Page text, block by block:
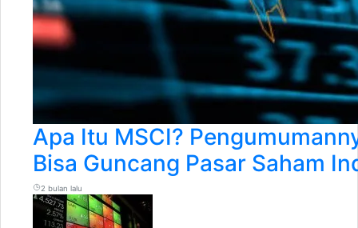
Apa Itu MSCI?
Bisa Guncang Pasar Saham
2 bulan lalu